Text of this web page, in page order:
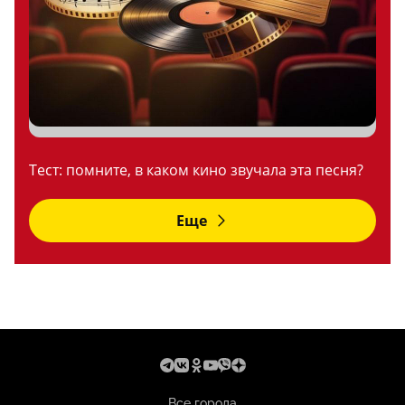
Тест: помните, в каком кино звучала эта песня?
Еще